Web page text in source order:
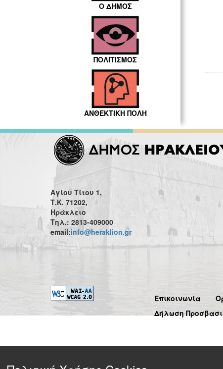
Ο ΔΗΜΟΣ
ΠΟΛΙΤΙΣΜΟΣ
ΑΝΘΕΚΤΙΚΗ ΠΟΛΗ
Αγίου Τίτου 1,
Τ.Κ. 71202,
Ηράκλειο
Τηλ.: 2813-409000
email:info@heraklion.gr
Επικοινωνία
Δήλωση